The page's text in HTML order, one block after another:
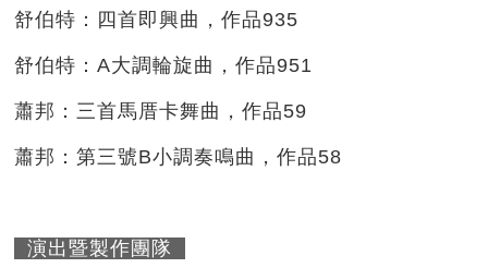
舒伯特：四首即興曲，作品935
舒伯特：A大調輪旋曲，作品951
蕭邦：三首馬厝卡舞曲，作品59
蕭邦：第三號B小調奏鳴曲，作品58
演出暨製作團隊